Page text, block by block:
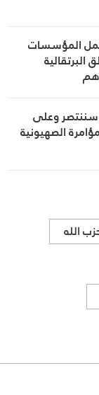
المؤسسات
البرتقالية
سننتصر وعلى
الصهيونية
الله